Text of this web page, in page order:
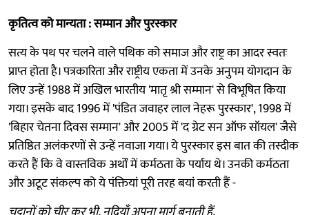
कृतित्व को मान्यता : सम्मान और पुरस्कार
सत्य के पथ पर चलने वाले पथिक को समाज और राष्ट्र का आदर स्वतः
प्राप्त होता है। पत्रकारिता और राष्ट्रीय एकता में उनके अनुपम योगदान के
लिए उन्हें 1988 में अखिल भारतीय 'मातृ श्री सम्मान' से विभूषित किया
गया। इसके बाद 1996 में 'पंडित जवाहर लाल नेहरू पुरस्कार', 1998 में
'बिहार चेतना दिवस सम्मान' और 2005 में 'द ग्रेट सन ऑफ सॉयल' जैसे
प्रतिष्ठित अलंकरणों से उन्हें नवाजा गया। ये पुरस्कार इस बात की तस्दीक
करते हैं कि वे वास्तविक अर्थों में कर्मठता के पर्याय थे। उनकी कर्मठता
और अटूट संकल्प को ये पंक्तियां पूरी तरह बयां करती हैं -